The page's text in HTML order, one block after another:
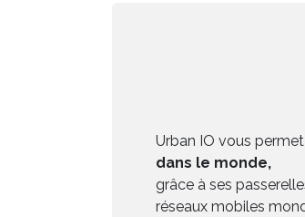
Urban IO vous
dans le monde,
grâce à ses
réseaux mobiles